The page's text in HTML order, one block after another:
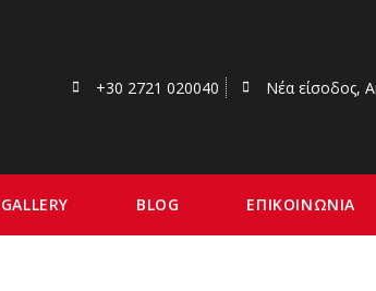
+30 2721 020040 Νέα είσοδος,
GALLERY BLOG ΕΠΙΚΟΙΝΩΝΙΑ